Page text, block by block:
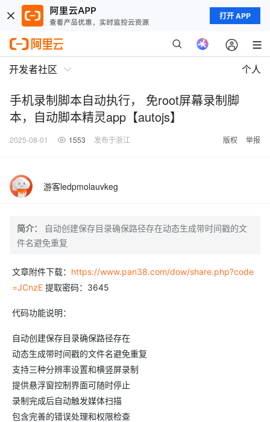
打开 APP
开发者社区 个人
手机录制脚本自动执行， 免root屏幕录制脚
本，自动脚本精灵app【autojs】
2025-08-01 1553 发布于浙江 版权 举报
游客ledpmolauvkeg
简介：
自动创建保存目录确保路径存在动态生成带时间戳的文
件名避免重复
文章附件下载： https://www.pan38.com/dow/share.php?code
=JCnzE 提取密码：3645
代码功能说明：
自动创建保存目录确保路径存在
动态生成带时间戳的文件名避免重复
支持三种分辨率设置和横竖屏录制
提供悬浮窗控制界面可随时停止
录制完成后自动触发媒体扫描
包含完善的错误处理和权限检查